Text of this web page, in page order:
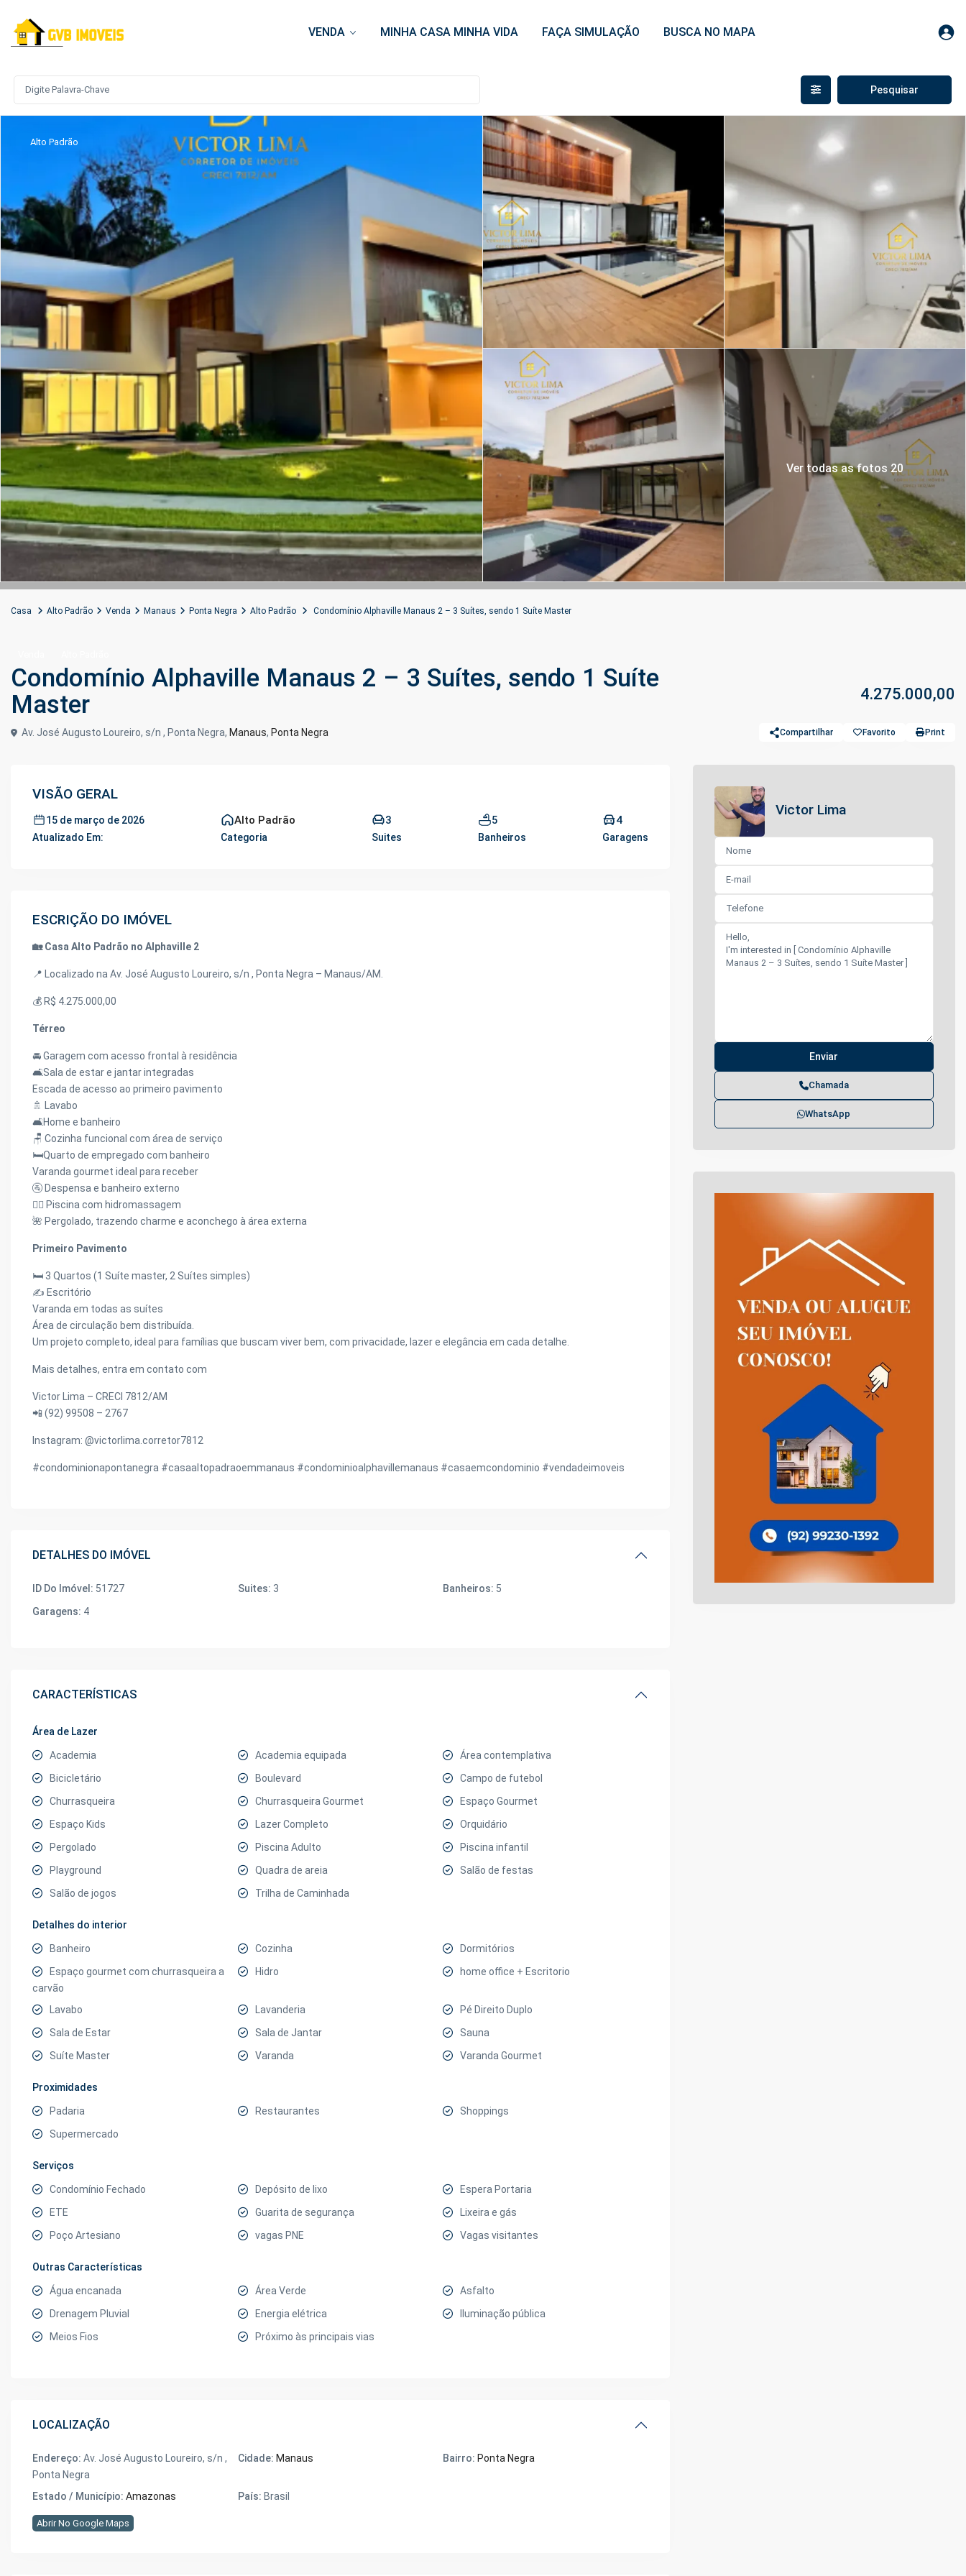
VENDA MINHA CASA MINHA VIDA FAÇA SIMULAÇÃO BUSCA NO MAPA
Alto Padrão
Ver todas as fotos 20
Casa Alto Padrão Venda Manaus Ponta Negra Alto Padrão Condomínio Alphaville Manaus 2 – 3 Suítes, sendo 1 Suíte Master
Condomínio Alphaville Manaus 2 – 3 Suítes, sendo 1 Suíte
Master
4.275.000,00
Av. José Augusto Loureiro, s/n , Ponta Negra, Manaus, Ponta Negra Compartilhar Favorito Print
VISÃO GERAL
15 de março de 2026
Atualizado Em:
Alto Padrão
Categoria
3
Suites
5
Banheiros
4
Garagens
ESCRIÇÃO DO IMÓVEL
🏡 Casa Alto Padrão no Alphaville 2
📍 Localizado na Av. José Augusto Loureiro, s/n , Ponta Negra – Manaus/AM.
💰 R$ 4.275.000,00
Térreo
🚘 Garagem com acesso frontal à residência
🛋️Sala de estar e jantar integradas
Escada de acesso ao primeiro pavimento
🚿 Lavabo
🛋️Home e banheiro
🪑 Cozinha funcional com área de serviço
🛏️Quarto de empregado com banheiro
Varanda gourmet ideal para receber
🚰 Despensa e banheiro externo
🏊‍♀️ Piscina com hidromassagem
🌺 Pergolado, trazendo charme e aconchego à área externa
Primeiro Pavimento
🛏️ 3 Quartos (1 Suíte master, 2 Suítes simples)
✍️ Escritório
Varanda em todas as suítes
Área de circulação bem distribuída.
Um projeto completo, ideal para famílias que buscam viver bem, com privacidade, lazer e elegância em cada detalhe.
Mais detalhes, entra em contato com
Victor Lima – CRECI 7812/AM
📲 (92) 99508 – 2767
Instagram: @victorlima.corretor7812
#condominionapontanegra #casaaltopadraoemmanaus #condominioalphavillemanaus #casaemcondominio #vendadeimoveis
DETALHES DO IMÓVEL
ID Do Imóvel: 51727 Suites: 3 Banheiros: 5
Garagens: 4
CARACTERÍSTICAS
Área de Lazer
Academia Academia equipada
Área contemplativa
Bicicletário
Boulevard
Campo de futebol
Churrasqueira
Churrasqueira Gourmet
Espaço Gourmet
Espaço Kids
Lazer Completo
Orquidário
Pergolado
Piscina Adulto
Piscina infantil
Playground
Quadra de areia
Salão de festas
Salão de jogos
Trilha de Caminhada
Detalhes do interior
Banheiro Cozinha
Dormitórios
Espaço gourmet com churrasqueira a
carvão
Hidro home office + Escritorio
Lavabo Lavanderia
Pé Direito Duplo
Sala de Estar
Sala de Jantar
Sauna
Suíte Master
Varanda Varanda Gourmet
Proximidades
Padaria Restaurantes
Shoppings
Supermercado
Serviços
Condomínio Fechado Depósito de lixo
Espera Portaria
ETE
Guarita de segurança
Lixeira e gás
Poço Artesiano
vagas PNE Vagas visitantes
Outras Características
Água encanada Área Verde
Asfalto
Drenagem Pluvial
Energia elétrica
Iluminação pública
Meios Fios
Próximo às principais vias
LOCALIZAÇÃO
Endereço: Av. José Augusto Loureiro, s/n ,
Ponta Negra
Cidade: Manaus Bairro: Ponta Negra
Estado / Município: Amazonas País: Brasil
Abrir No Google Maps
Victor Lima
Chamada
WhatsApp